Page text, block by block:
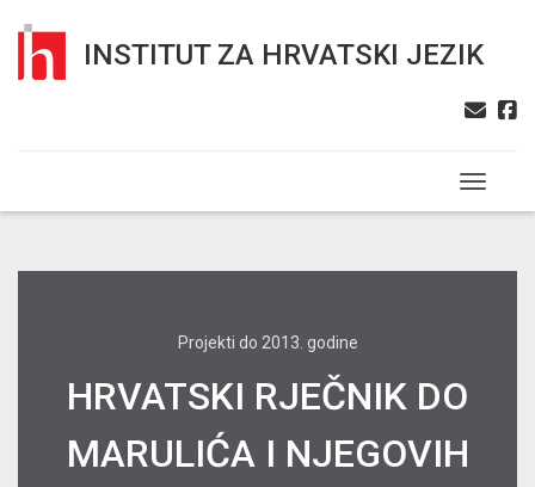
INSTITUT ZA HRVATSKI JEZIK
Toggle
Projekti do 2013. godine
HRVATSKI RJEČNIK DO
MARULIĆA I NJEGOVIH